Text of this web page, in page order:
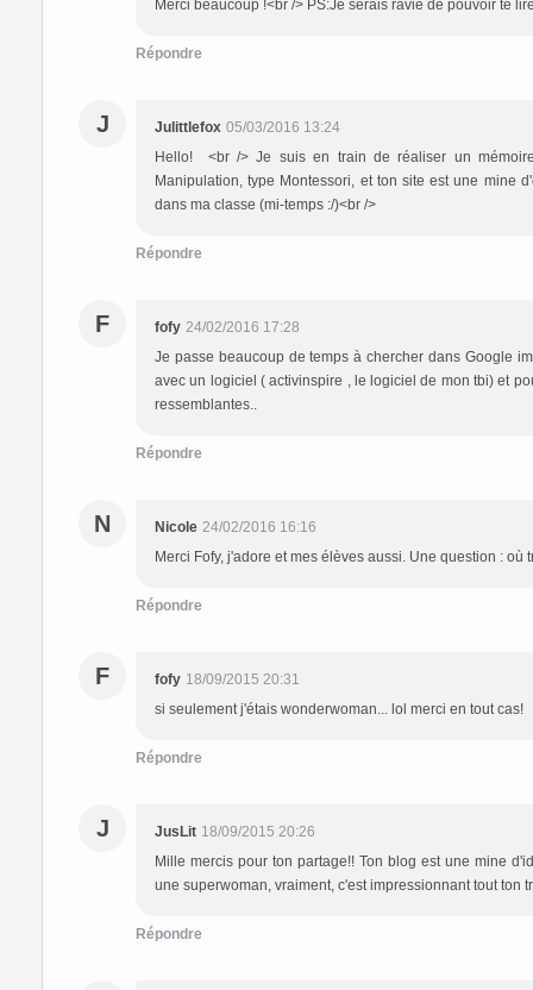
Merci beaucoup !<br /> PS:Je serais ravie de pouvoir te
Répondre
J Julittlefox 05/03/2016 13:24
Hello! <br /> Je suis en train de réaliser un
Manipulation, type Montessori, et ton site est une mine
dans ma classe (mi-temps :/)<br />
Répondre
F fofy 24/02/2016 17:28
Je passe beaucoup de temps à chercher dans Google
avec un logiciel ( activinspire , le logiciel de mon tbi) et
ressemblantes..
Répondre
N Nicole 24/02/2016 16:16
Merci Fofy, j'adore et mes élèves aussi. Une question :
Répondre
F fofy 18/09/2015 20:31
si seulement j'étais wonderwoman... lol merci en tout cas!
Répondre
J JusLit 18/09/2015 20:26
Mille mercis pour ton partage!! Ton blog est une mine
une superwoman, vraiment, c'est impressionnant tout ton
Répondre